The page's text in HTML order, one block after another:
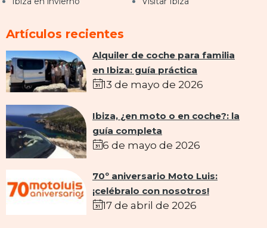
Artículos recientes
Alquiler de coche para familia
en Ibiza: guía práctica
13 de mayo de 2026
Ibiza, ¿en moto o en coche?: la
guía completa
6 de mayo de 2026
70º aniversario Moto Luis:
¡celébralo con nosotros!
17 de abril de 2026